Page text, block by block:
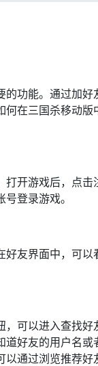
功能。通过加好
在三国杀移动版
开游戏后，点击
登录游戏。
友界面中，可以
可以进入查找好
好友的用户名或
以通过浏览推荐好